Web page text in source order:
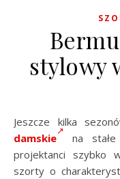
stylowy
Jeszcze kilka
damskie
na stałe
projektanci szybko
szorty o